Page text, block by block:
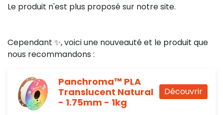
Le produit n'est plus proposé sur notre site.
Cependant ✨, voici une nouveauté et le produit que
nous recommandons :
Découvrir
Panchroma™ PLA
Translucent Natural
- 1.75mm - 1kg